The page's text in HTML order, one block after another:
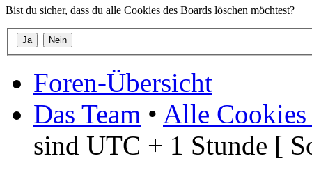
Bist du sicher, dass du alle Cookies des Boards löschen möchtest?
Foren-Übersicht
Das Team • Alle Cookies
sind UTC + 1 Stunde [